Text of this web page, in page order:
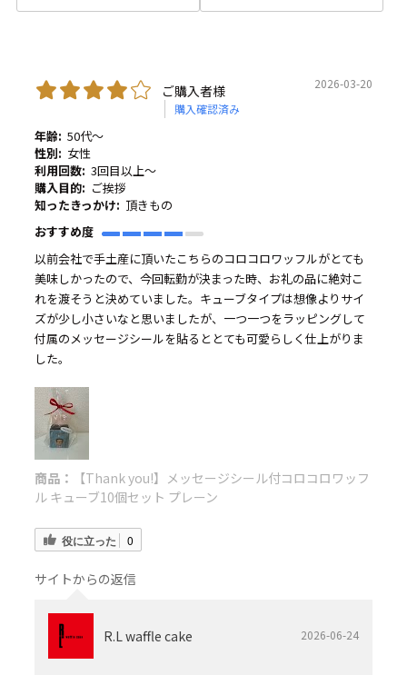
ご購入者様
購入確認済み
2026-03-20
年齢: 50代～
性別: 女性
利用回数: 3回目以上～
購入目的: ご挨拶
知ったきっかけ: 頂きもの
おすすめ度
以前会社で手土産に頂いたこちらのコロコロワッフルがとても
美味しかったので、今回転勤が決まった時、お礼の品に絶対こ
れを渡そうと決めていました。キューブタイプは想像よりサイ
ズが少し小さいなと思いましたが、一つ一つをラッピングして
付属のメッセージシールを貼るととても可愛らしく仕上がりま
した。
商品：
【Thank you!】メッセージシール付コロコロワッフ
ル キューブ10個セット プレーン
役に立った 0
サイトからの返信
R.L waffle cake 2026-06-24